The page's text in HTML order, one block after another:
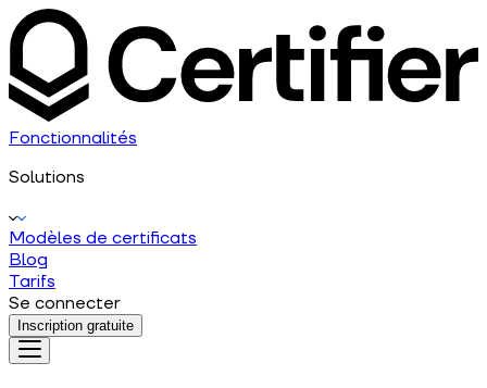
Fonctionnalités
Solutions
Modèles de certificats
Blog
Tarifs
Se connecter
Inscription gratuite